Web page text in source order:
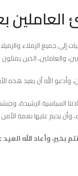
إلى جميع الزملاء
السياسية الرشيدة،